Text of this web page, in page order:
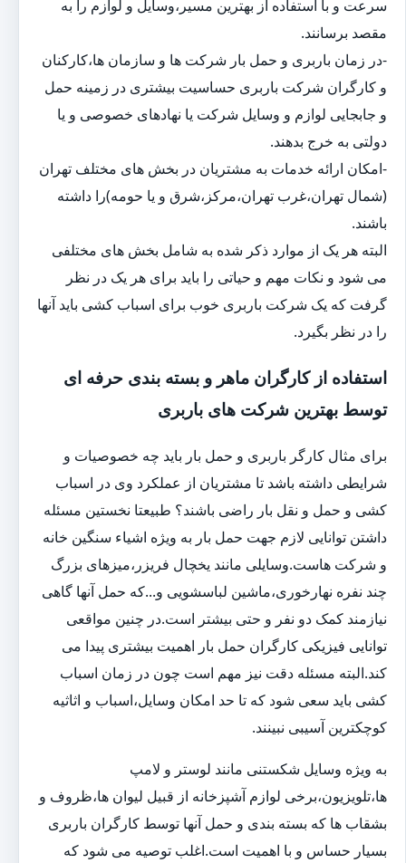
سرعت و با استفاده از بهترین مسیر،وسایل و لوازم را به
مقصد برسانند.
-در زمان باربری و حمل بار شرکت ها و سازمان ها،کارکنان
و کارگران شرکت باربری حساسیت بیشتری در زمینه حمل
و جابجایی لوازم و وسایل شرکت یا نهادهای خصوصی و یا
دولتی به خرج بدهند.
-امکان ارائه خدمات به مشتریان در بخش های مختلف تهران
(شمال تهران،غرب تهران،مرکز،شرق و یا حومه)را داشته
باشند.
البته هر یک از موارد ذکر شده به شامل بخش های مختلفی
می شود و نکات مهم و حیاتی را باید برای هر یک در نظر
گرفت که یک شرکت باربری خوب برای اسباب کشی باید آنها
را در نظر بگیرد.
استفاده از کارگران ماهر و بسته بندی حرفه ای
توسط بهترین شرکت های باربری
برای مثال کارگر باربری و حمل بار باید چه خصوصیات و
شرایطی داشته باشد تا مشتریان از عملکرد وی در اسباب
کشی و حمل و نقل بار راضی باشند؟ طبیعتا نخستین مسئله
داشتن توانایی لازم جهت حمل بار به ویژه اشیاء سنگین خانه
و شرکت هاست.وسایلی مانند یخچال فریزر،میزهای بزرگ
چند نفره نهارخوری،ماشین لباسشویی و...که حمل آنها گاهی
نیازمند کمک دو نفر و حتی بیشتر است.در چنین مواقعی
توانایی فیزیکی کارگران حمل بار اهمیت بیشتری پیدا می
کند.البته مسئله دقت نیز مهم است چون در زمان اسباب
کشی باید سعی شود که تا حد امکان وسایل،اسباب و اثاثیه
کوچکترین آسیبی نبینند.
به ویژه وسایل شکستنی مانند لوستر و لامپ
ها،تلویزیون،برخی لوازم آشپزخانه از قبیل لیوان ها،ظروف و
بشقاب ها که بسته بندی و حمل آنها توسط کارگران باربری
بسیار حساس و با اهمیت است.اغلب توصیه می شود که